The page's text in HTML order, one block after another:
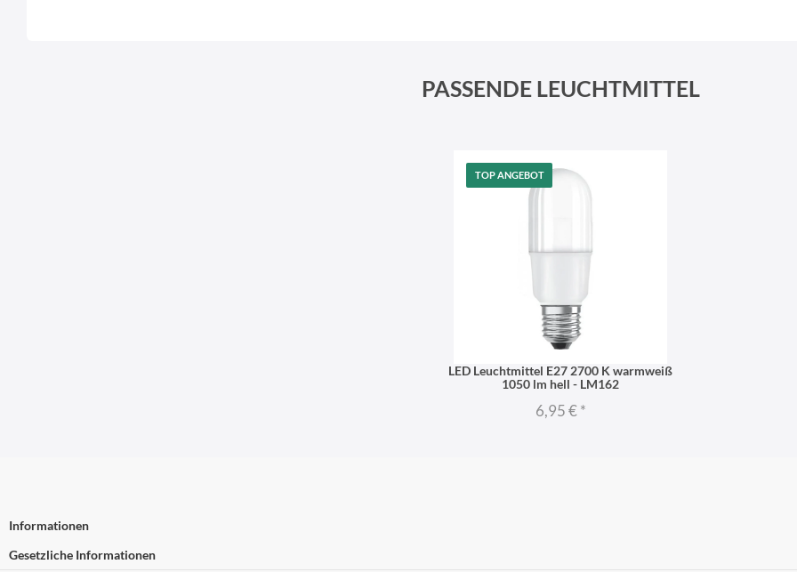
PASSENDE LEUCHTMITTEL
TOP ANGEBOT
LED Leuchtmittel E27 2700 K warmweiß
1050 lm hell - LM162
6,95 €*
Informationen
Gesetzliche Informationen